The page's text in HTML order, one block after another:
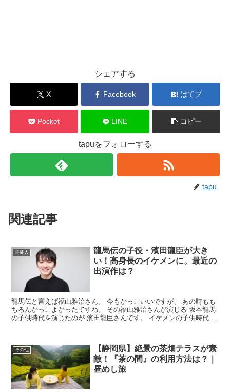
シェアする
X Facebook はてブ
Pocket LINE コピー
tapuをフォローする
tapu
関連記事
芸能人
龍馬伝の子役・濱田龍臣が大き
い！高身長のイケメンに。最近の
出演作は？
龍馬伝と言えば福山雅治さん。 今もかっこいいですが、 あの時もも
ちろんかっこよかったですね。 その福山雅治さんが演じる 坂本龍馬
の子供時代を演じたのが 濱田龍臣さんです。 イケメンの子供時代を
その他
【静岡県】絶景の茶畑テラスが素
敵！『茶の間』の利用方法は？｜
昼めし旅